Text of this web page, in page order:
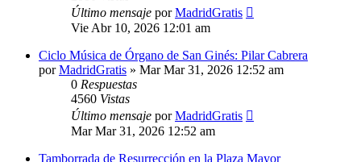
Último mensaje porMadridGratis
Vie Abr 10, 2026 12:01 am
Ciclo Música de Órgano de San Ginés: Pilar Cabrera
porMadridGratis » Mar Mar 31, 2026 12:52 am
0 Respuestas
4560 Vistas
Último mensaje porMadridGratis
Mar Mar 31, 2026 12:52 am
Tamborrada de Resurrección en la Plaza Mayor